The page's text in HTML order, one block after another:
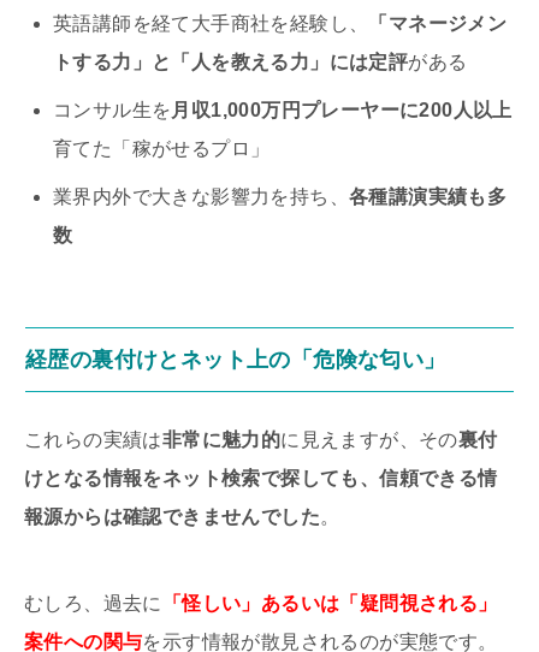
英語講師を経て大手商社を経験し、
「マネージメン
トする力」と「人を教える力」には定評がある
コンサル生を月収1,000万円プレーヤーに200人以上
育てた「稼がせるプロ」
業界内外で大きな影響力を持ち、 各種講演実績も多
数
経歴の裏付けとネット上の「危険な匂い」
これらの実績は非常に魅力的に見えますが、その裏付
けとなる情報をネット検索で探しても、信頼できる情
報源からは確認できませんでした。
むしろ、過去に
「怪しい」あるいは「疑問視される」
案件への関与を示す情報が散見されるのが実態です。